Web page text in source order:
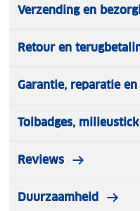
Verzending en
Retour en
Garantie, reparatie
Tolbadges,
Reviews
Duurzaamheid